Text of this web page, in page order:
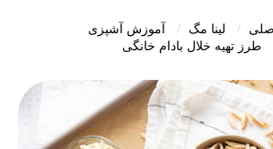
لینا مگ
آموزش آشپزی
طرز تهیه خلال بادام خانگی